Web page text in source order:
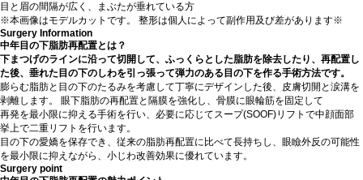
目と眉の間隔が広く、まぶたが垂れている方
※本画像はモデルカットです。 整形は個人によって副作用及び差があります※
Surgery Information
中年目の下脂肪再配置とは？
下まつげのラインに沿って切開して、ふっくらとした脂肪を除去したり、再配置し
た後、垂れた目の下のしわを引っ張って弾力のある目の下を作る手術方法です。
膨らむ脂肪と目の下のたるみを考慮して丁寧にデザインした後、皮膚切開と涙溝を
剥離します。 眼下脂肪の再配置と隔膜を強化し、骨膜に眼輪筋を固定して
再発を最小限に抑える手術を行い、必要に応じてスープ(SOOF)リフトで中顔面部
挙上で二重リフトを行います。
目の下の愛嬌を保存でき、従来の脂肪再配置に比べて長持ちし、眼瞼外反の可能性
を最小限に抑えながら、小じわ改善効果に優れています。
Surgery point